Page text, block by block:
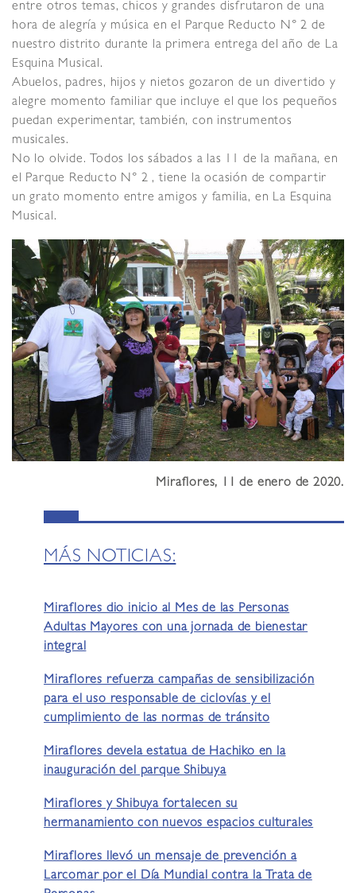
entre otros temas, chicos y grandes disfrutaron de una
hora de alegría y música en el Parque Reducto N° 2 de
nuestro distrito durante la primera entrega del año de La
Esquina Musical.
Abuelos, padres, hijos y nietos gozaron de un divertido y
alegre momento familiar que incluye el que los pequeños
puedan experimentar, también, con instrumentos
musicales.
No lo olvide. Todos los sábados a las 11 de la mañana, en
el Parque Reducto N° 2 , tiene la ocasión de compartir
un grato momento entre amigos y familia, en La Esquina
Musical.
Miraflores, 11 de enero de 2020.
MÁS NOTICIAS:
Miraflores dio inicio al Mes de las Personas
Adultas Mayores con una jornada de bienestar
integral
Miraflores refuerza campañas de sensibilización
para el uso responsable de ciclovías y el
cumplimiento de las normas de tránsito
Miraflores devela estatua de Hachiko en la
inauguración del parque Shibuya
Miraflores y Shibuya fortalecen su
hermanamiento con nuevos espacios culturales
Miraflores llevó un mensaje de prevención a
Larcomar por el Día Mundial contra la Trata de